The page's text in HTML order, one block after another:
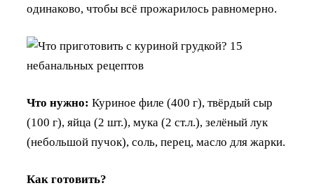
одинаково, чтобы всё прожарилось равномерно.
Что нужно: Куриное филе (400 г), твёрдый сыр
(100 г), яйца (2 шт.), мука (2 ст.л.), зелёный лук
(небольшой пучок), соль, перец, масло для жарки.
Как готовить?